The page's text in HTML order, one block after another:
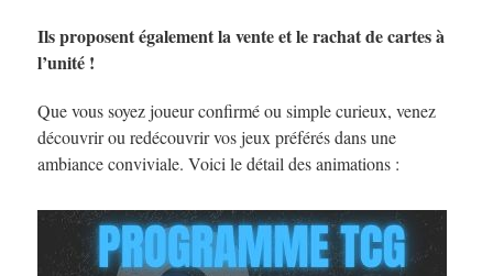
Ils proposent également la vente et le rachat de cartes à
l’unité !
Que vous soyez joueur confirmé ou simple curieux, venez
découvrir ou redécouvrir vos jeux préférés dans une
ambiance conviviale. Voici le détail des animations :